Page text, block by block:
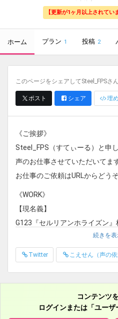
【更新が1ヶ月以上されて
ホーム プラン 1 投稿 2
このページをシェアしてSteel_FPSさ
ポスト シェア 埋
《ご挨拶》
Steel_FPS（すてぃーる）と申
声のお仕事させていただいてま
お仕事のご依頼はURLからどう
《WORK》
【現名義】
G123『セルリアンホライズン』
Nintendo Switch『シャドーコ
ホラーゲーム『Shadow
企業様 TV番組 ナレーション
【旧名義】
続きを
Twitter こえせん（声の
コンテンツ
ログインまたは「ユーザ